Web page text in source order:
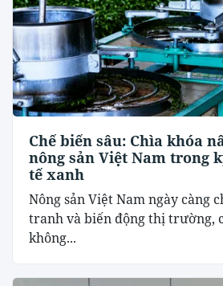
Chế biến sâu: Chìa khóa
nông sản Việt Nam trong
tế xanh
Nông sản Việt Nam ngày càng
tranh và biến động thị trường,
không...